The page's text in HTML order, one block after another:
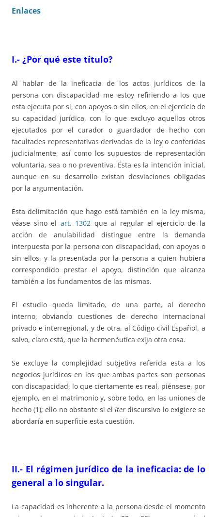
Enlaces
I.- ¿Por qué este título?
Al hablar de la ineficacia de los actos jurídicos de la
persona con discapacidad me estoy refiriendo a los que
esta ejecuta por si, con apoyos o sin ellos, en el ejercicio de
su capacidad jurídica, con lo que excluyo aquellos otros
ejecutados por el curador o guardador de hecho con
facultades representativas derivadas de la ley o conferidas
judicialmente, así como los supuestos de representación
voluntaria, sea o no preventiva. Esta es la intención inicial,
aunque en su desarrollo existan desviaciones obligadas
por la argumentación.
Esta delimitación que hago está también en la ley misma,
véase sino el art. 1302 que al regular el ejercicio de la
acción de anulabilidad distingue entre la demanda
interpuesta por la persona con discapacidad, con apoyos o
sin ellos, y la presentada por la persona a quien hubiera
correspondido prestar el apoyo, distinción que alcanza
también a los fundamentos de las mismas.
El estudio queda limitado, de una parte, al derecho
interno, obviando cuestiones de derecho internacional
privado e interregional, y de otra, al Código civil Español, a
salvo, claro está, que la hermenéutica exija otra cosa.
Se excluye la complejidad subjetiva referida esta a los
negocios jurídicos en los que ambas partes son personas
con discapacidad, lo que ciertamente es real, piénsese, por
ejemplo, en el matrimonio y, sobre todo, en las uniones de
hecho (1); ello no obstante si eliterdiscursivo lo exigiere se
abordaría en superficie esta cuestión.
II.- El régimen jurídico de la ineficacia: de lo
general a lo singular.
La capacidad es inherente a la persona desde el momento